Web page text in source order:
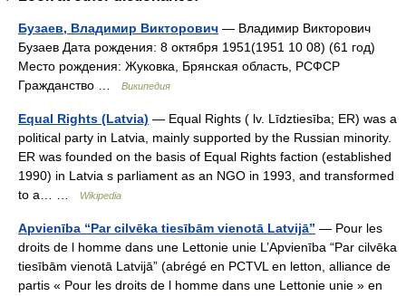
Бузаев, Владимир Викторович — Владимир Викторович
Бузаев Дата рождения: 8 октября 1951(1951 10 08) (61 год)
Место рождения: Жуковка, Брянская область, РСФСР
Гражданство …
Википедия
Equal Rights (Latvia) — Equal Rights ( lv. Līdztiesība; ER) was a
political party in Latvia, mainly supported by the Russian minority.
ER was founded on the basis of Equal Rights faction (established
1990) in Latvia s parliament as an NGO in 1993, and transformed
to a… …
Wikipedia
Apvienība “Par cilvēka tiesībām vienotā Latvijā” — Pour les
droits de l homme dans une Lettonie unie L’Apvienība “Par cilvēka
tiesībām vienotā Latvijā” (abrégé en PCTVL en letton, alliance de
partis « Pour les droits de l homme dans une Lettonie unie » en